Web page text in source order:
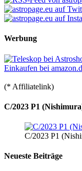
Werbung
Einkaufen bei
(* Affiliatelink)
C/2023 P1
C/2023 P1
Neueste Beiträge